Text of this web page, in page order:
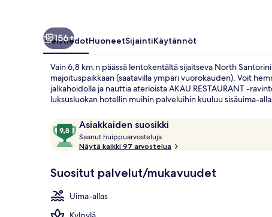
156+
YleistiedotHuoneetSijaintiKäytännöt
Vain 6,8 km:n päässä lentokentältä sijaitseva North
majoituspaikkaan (saatavilla ympäri vuorokauden). Voit
jalkahoidolla ja nauttia aterioista AKAU RESTAURANT -
luksusluokan hotellin muihin palveluihin kuuluu sisäuima-
ArvostelutAsiakkaiden suosikki
9,8
kautta
10,
suosikki
Saanut huippuarvosteluja
a
n
u
Näytä kaikki 97 arvostelua
Suositut palvelut/mukavuudet
Uima-allas